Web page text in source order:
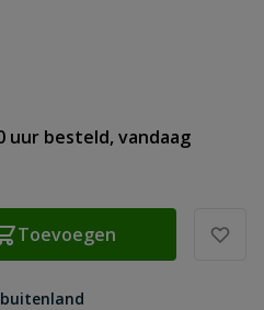
uur besteld, vandaag
Toevoegen